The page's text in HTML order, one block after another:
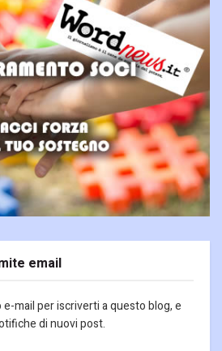
email
mail per iscriverti a questo blog, e
di nuovi post.